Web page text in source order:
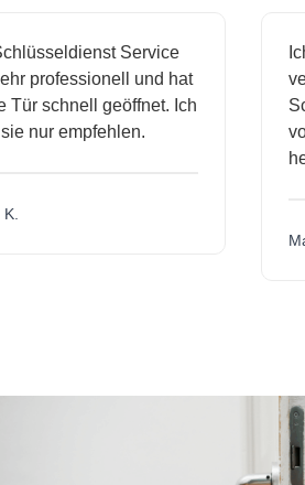
Service
professionell und hat
schnell geöffnet. Ich
nur empfehlen.